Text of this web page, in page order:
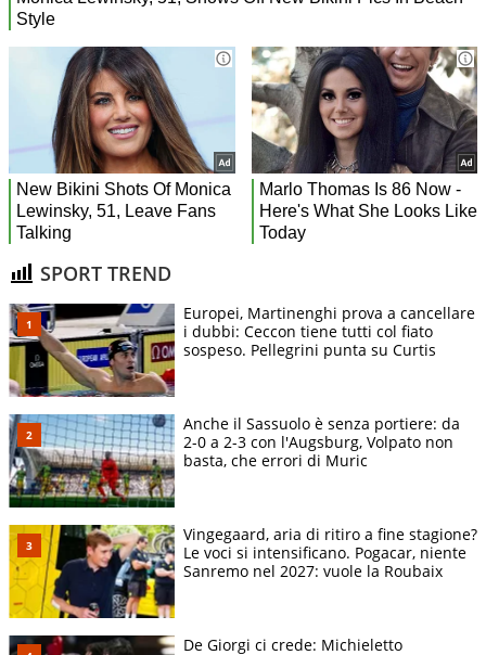
SPORT TREND
Europei, Martinenghi prova a cancellare
i dubbi: Ceccon tiene tutti col fiato
sospeso. Pellegrini punta su Curtis
Anche il Sassuolo è senza portiere: da
2-0 a 2-3 con l'Augsburg, Volpato non
basta, che errori di Muric
Vingegaard, aria di ritiro a fine stagione?
Le voci si intensificano. Pogacar, niente
Sanremo nel 2027: vuole la Roubaix
De Giorgi ci crede: Michieletto